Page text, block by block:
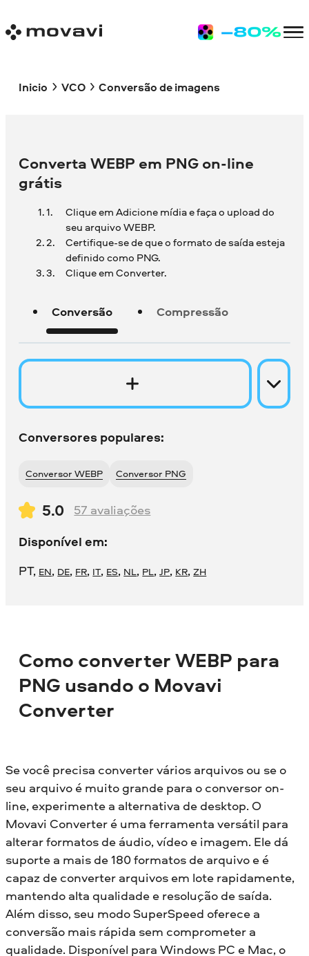
Inicio VCO Conversão de imagens
Converta WEBP em PNG on-line
grátis
Clique em Adicione mídia e faça o upload do
seu arquivo WEBP.
Certifique-se de que o formato de saída esteja
definido como PNG.
Clique em Converter.
Conversão Compressão
Conversores populares:
Conversor WEBP Conversor PNG
5.0 57 avaliações
Disponível em:
PT, EN, DE, FR, IT, ES, NL, PL,JP, KR,ZH
Como converter WEBP para
PNG usando o Movavi
Converter
Se você precisa converter vários arquivos ou se o
seu arquivo é muito grande para o conversor on-
line, experimente a alternativa de desktop. O
Movavi Converter é uma ferramenta versátil para
alterar formatos de áudio, vídeo e imagem. Ele dá
suporte a mais de 180 formatos de arquivo e é
capaz de converter arquivos em lote rapidamente,
mantendo alta qualidade e resolução de saída.
Além disso, seu modo SuperSpeed oferece a
conversão mais rápida sem comprometer a
qualidade. Disponível para Windows PC e Mac, o